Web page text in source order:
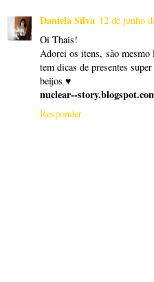
Daniela Silva 12 de junho
Oi Thais!
Adorei os itens, são
tem dicas de presentes
beijos ♥
nuclear--
Responder